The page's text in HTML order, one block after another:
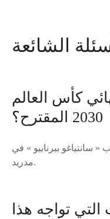
كأس العالم
2030 المقترح؟
« سانتياغو بيرنابيو » في
مدريد.
تواجه هذا